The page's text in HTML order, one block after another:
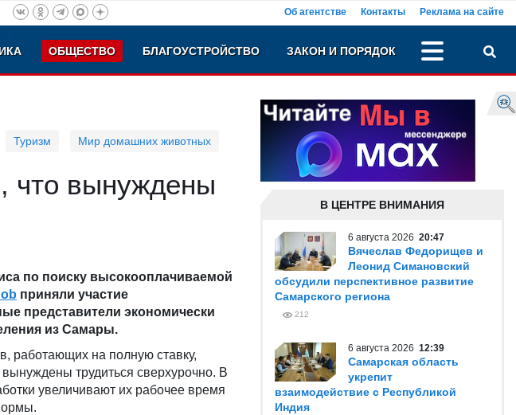
Об агентстве Контакты Реклама на сайте
ОБЩЕСТВО БЛАГОУСТРОЙСТВО ЗАКОН И ПОРЯДОК
Туризм Мир домашних животных
что вынуждены
по поиску высокооплачиваемой
приняли участие
представители экономически
из Самары.
работающих на полную ставку,
вынуждены трудиться сверхурочно. В
увеличивают их рабочее время
В ЦЕНТРЕ ВНИМАНИЯ
6 августа 2026 20:47
Вячеслав Федорищев и
Леонид Симановский
обсудили перспективное развитие
Самарского региона
212
6 августа 2026 12:39
Самарская область
укрепит
взаимодействие с Республикой
Индия